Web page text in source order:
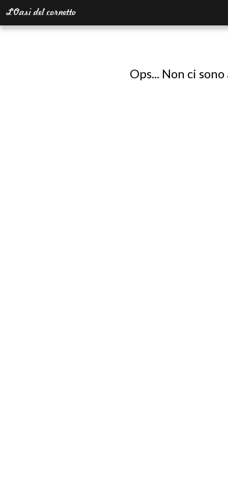
Ops... Non ci